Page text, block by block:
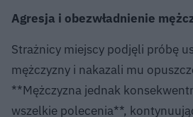
Agresja i obezwładnienie
Strażnicy miejscy podjęli próbę
mężczyzny i nakazali mu
**Mężczyzna jednak
wszelkie polecenia**,